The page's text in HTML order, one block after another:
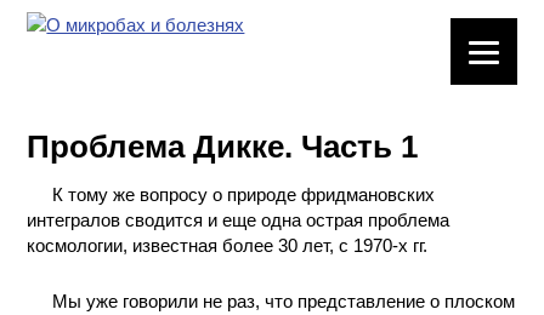
ХИМИЧЕСКАЯ
ВРЕДНЫЕ
Проблема Дикке. Часть 1
К тому же вопросу о природе фридмановских
интегралов сводится и еще одна острая проблема
космологии, известная более 30 лет, с 1970-х гг.
Мы уже говорили не раз, что представление о плоском